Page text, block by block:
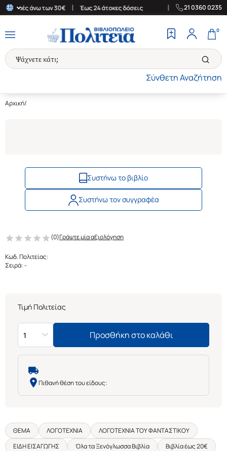
αγορές άνω των 30€ Έως 24 άτοκες δόσεις Δωρεάν
21 0360 0235
Σύνθετη Αναζήτηση
0
Αρχική/
Συστήνω το βιβλίο
Συστήνω τον συγγραφέα
(0)Γράψτε μία αξιολόγηση
Κωδ. Πολιτείας:
Σειρά:-
Τιμή Πολιτείας
1 Προσθήκη στο καλάθι
Πιθανή θέση του είδους:
ΘΕΜΑ ΛΟΓΟΤΕΧΝΙΑ
ΛΟΓΟΤΕΧΝΙΑ ΤΟΥ ΦΑΝΤΑΣΤΙΚΟΥ
ΕΙΔΗ ΕΙΣΑΓΩΓΗΣ
Όλα τα Ξενόγλωσσα Βιβλία
Βιβλία έως 20€